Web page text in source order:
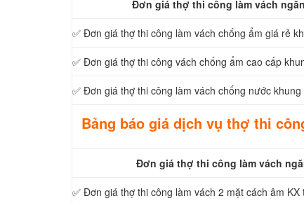
Đơn giá thợ thi công làm vách
✅ Đơn giá thợ thi công làm vách chống ẩm giá rẻ
✅ Đơn giá thợ thi công vách chống ẩm cao cấp
✅ Đơn giá thợ thi công làm vách chống nước
Bảng báo giá dịch vụ thợ thi
Đơn giá thợ thi công làm vách
✅ Đơn giá thợ thi công làm vách 2 mặt cách âm